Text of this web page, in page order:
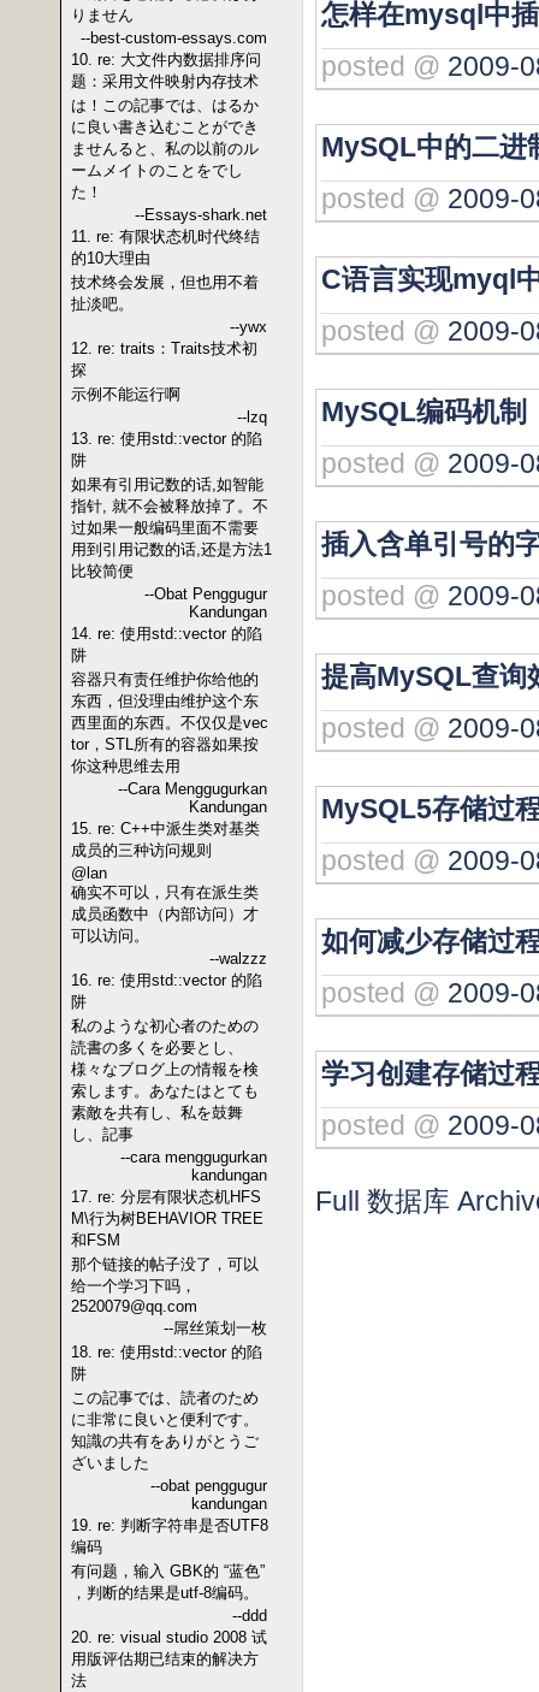
りません
--best-custom-essays.com
10. re: 大文件内数据排序问
题：采用文件映射内存技术
は！この記事では、はるか
に良い書き込むことができ
ませんると、私の以前のル
ームメイトのことをでし
た！
--Essays-shark.net
11. re: 有限状态机时代终结
的10大理由
技术终会发展，但也用不着
扯淡吧。
--ywx
12. re: traits：Traits技术初
探
示例不能运行啊
--lzq
13. re: 使用std::vector 的陷
阱
如果有引用记数的话,如智能
指针, 就不会被释放掉了。不
过如果一般编码里面不需要
用到引用记数的话,还是方法1
比较简便
--Obat Penggugur
Kandungan
14. re: 使用std::vector 的陷
阱
容器只有责任维护你给他的
东西，但没理由维护这个东
西里面的东西。不仅仅是vec
tor，STL所有的容器如果按
你这种思维去用
--Cara Menggugurkan
Kandungan
15. re: C++中派生类对基类
成员的三种访问规则
@lan
确实不可以，只有在派生类
成员函数中（内部访问）才
可以访问。
--walzzz
16. re: 使用std::vector 的陷
阱
私のような初心者のための
読書の多くを必要とし、
様々なブログ上の情報を検
索します。あなたはとても
素敵を共有し、私を鼓舞
し、記事
--cara menggugurkan
kandungan
17. re: 分层有限状态机HFS
M\行为树BEHAVIOR TREE
和FSM
那个链接的帖子没了，可以
给一个学习下吗，
2520079@qq.com
--屌丝策划一枚
18. re: 使用std::vector 的陷
阱
この記事では、読者のため
に非常に良いと便利です。
知識の共有をありがとうご
ざいました
--obat penggugur
kandungan
19. re: 判断字符串是否UTF8
编码
有问题，输入 GBK的 “蓝色”
，判断的结果是utf-8编码。
--ddd
20. re: visual studio 2008 试
用版评估期已结束的解决方
法
怎样在mysql中
posted @ 2009-
MySQL中的二进
posted @ 2009-
C语言实现myql
posted @ 2009-
MySQL编码机制
posted @ 2009-
插入含单引号的
posted @ 2009-
提高MySQL查询
posted @ 2009-
MySQL5存储过
posted @ 2009-
如何减少存储过
posted @ 2009-
学习创建存储过
posted @ 2009-
Full 数据库